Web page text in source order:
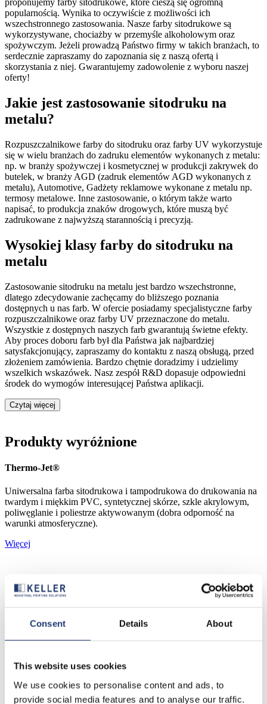
Consent Details About
This website uses cookies
We use cookies to personalise content and ads, to
provide social media features and to analyse our traffic.
proponujemy farby sitodrukowe, które cieszą się ogromną
popularnością. Wynika to oczywiście z możliwości ich
wszechstronnego zastosowania. Nasze farby sitodrukowe są
wykorzystywane, chociażby w przemyśle alkoholowym oraz
spożywczym. Jeżeli prowadzą Państwo firmy w takich branżach, to
serdecznie zapraszamy do zapoznania się z naszą ofertą i
skorzystania z niej. Gwarantujemy zadowolenie z wyboru naszej
oferty!
Jakie jest zastosowanie sitodruku na
metalu?
Rozpuszczalnikowe farby do sitodruku oraz farby UV wykorzystuje
się w wielu branżach do zadruku elementów wykonanych z metalu:
np. w branży spożywczej i kosmetycznej w produkcji zakrywek do
butelek, w branży AGD (zadruk elementów AGD wykonanych z
metalu), Automotive, Gadżety reklamowe wykonane z metalu np.
termosy metalowe. Inne zastosowanie, o którym także warto
napisać, to produkcja znaków drogowych, które muszą być
zadrukowane z najwyższą starannością i precyzją.
Wysokiej klasy farby do sitodruku na
metalu
Zastosowanie sitodruku na metalu jest bardzo wszechstronne,
dlatego zdecydowanie zachęcamy do bliższego poznania
dostępnych u nas farb. W ofercie posiadamy specjalistyczne farby
rozpuszczalnikowe oraz farby UV przeznaczone do metalu.
Wszystkie z dostępnych naszych farb gwarantują świetne efekty.
Aby proces doboru farb był dla Państwa jak najbardziej
satysfakcjonujący, zapraszamy do kontaktu z naszą obsługą, przed
złożeniem zamówienia. Bardzo chętnie doradzimy i udzielimy
wszelkich wskazówek. Nasz zespół R&D dopasuje odpowiedni
środek do wymogów interesującej Państwa aplikacji.
Czytaj więcej
Produkty wyróżnione
Thermo-Jet®
Uniwersalna farba sitodrukowa i tampodrukowa do drukowania na
twardym i miękkim PVC, syntetycznej skórze, szkle akrylowym,
poliwęglanie i poliestrze aktywowanym (dobra odporność na
warunki atmosferyczne).
Więcej
NoriScreen® ALU
Ze względu na to, że nie zawiera silikonu, farba ta może być
stosowana do produkcji kalkomanii i naklejek. System farb
foliach PET.
Więcej